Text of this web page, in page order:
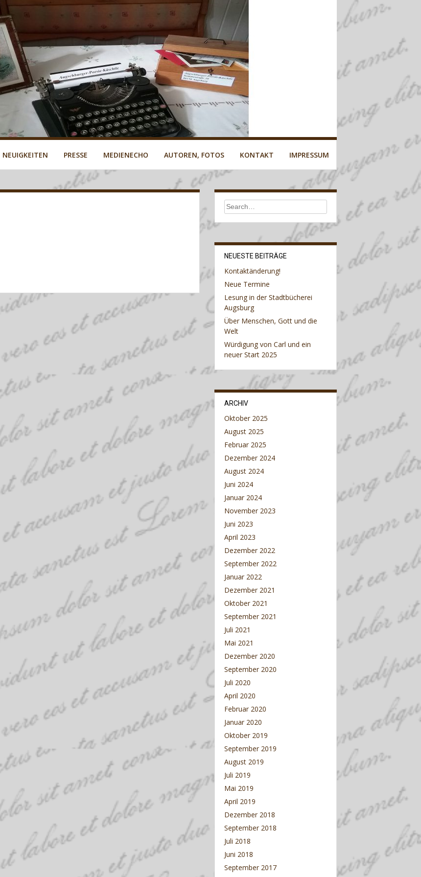
NEUIGKEITEN PRESSE MEDIENECHO AUTOREN, FOTOS KONTAKT IMPRESSUM
NEUESTE BEITRÄGE
Kontaktänderung!
Neue Termine
Lesung in der Stadtbücherei
Augsburg
Über Menschen, Gott und die
Welt
Würdigung von Carl und ein
neuer Start 2025
ARCHIV
Oktober 2025
August 2025
Februar 2025
Dezember 2024
August 2024
Juni 2024
Januar 2024
November 2023
Juni 2023
April 2023
Dezember 2022
September 2022
Januar 2022
Dezember 2021
Oktober 2021
September 2021
Juli 2021
Mai 2021
Dezember 2020
September 2020
Juli 2020
April 2020
Februar 2020
Januar 2020
Oktober 2019
September 2019
August 2019
Juli 2019
Mai 2019
April 2019
Dezember 2018
September 2018
Juli 2018
Juni 2018
September 2017